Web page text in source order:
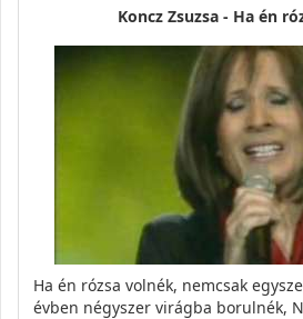
Koncz Zsuzsa - Ha én
Ha én rózsa volnék, nemcsak
évben négyszer virágba borulnék,